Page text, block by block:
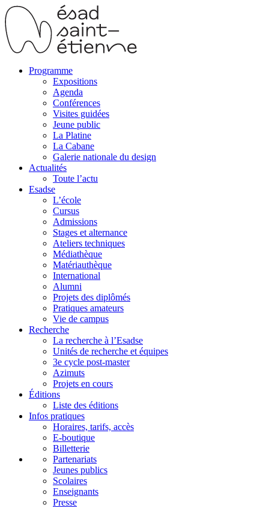
Programme
Expositions
Agenda
Conférences
Visites guidées
Jeune public
La Platine
La Cabane
Galerie nationale du design
Actualités
Toute l’actu
Esadse
L’école
Cursus
Admissions
Stages et alternance
Ateliers techniques
Médiathèque
Matériauthèque
International
Alumni
Projets des diplômés
Pratiques amateurs
Vie de campus
Recherche
La recherche à l’Esadse
Unités de recherche et équipes
3e cycle post-master
Azimuts
Projets en cours
Éditions
Liste des éditions
Infos pratiques
Horaires, tarifs, accès
E-boutique
Billetterie
Partenariats
Jeunes publics
Scolaires
Enseignants
Presse